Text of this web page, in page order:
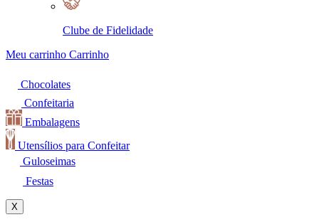
Clube de Fidelidade
Meu carrinho Carrinho
Chocolates
Confeitaria
Embalagens
Utensílios para Confeitar
Guloseimas
Festas
X